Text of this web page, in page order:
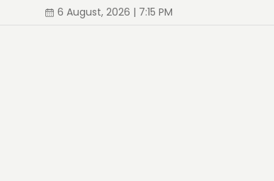
6 August, 2026 | 7:15 PM